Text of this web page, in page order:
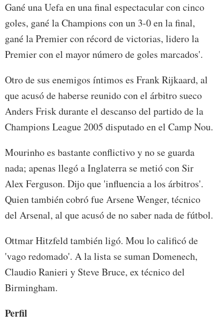
Gané una Uefa en una final espectacular con cinco
goles, gané la Champions con un 3-0 en la final,
gané la Premier con récord de victorias, lidero la
Premier con el mayor número de goles marcados'.
Otro de sus enemigos íntimos es Frank Rijkaard, al
que acusó de haberse reunido con el árbitro sueco
Anders Frisk durante el descanso del partido de la
Champions League 2005 disputado en el Camp Nou.
Mourinho es bastante conflictivo y no se guarda
nada; apenas llegó a Inglaterra se metió con Sir
Alex Ferguson. Dijo que 'influencia a los árbitros'.
Quien también cobró fue Arsene Wenger, técnico
del Arsenal, al que acusó de no saber nada de fútbol.
Ottmar Hitzfeld también ligó. Mou lo calificó de
'vago redomado'. A la lista se suman Domenech,
Claudio Ranieri y Steve Bruce, ex técnico del
Birmingham.
Perfil